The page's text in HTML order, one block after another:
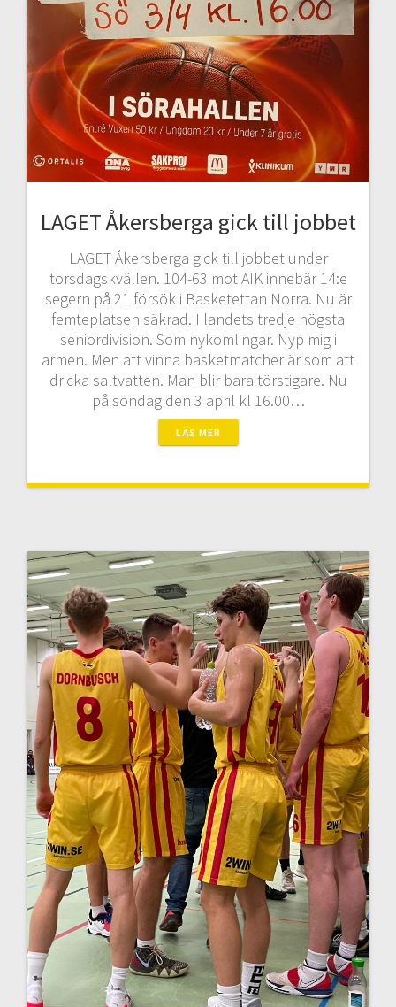
LAGET Åkersberga gick till jobbet
LAGET Åkersberga gick till jobbet under
torsdagskvällen. 104-63 mot AIK innebär 14:e
segern på 21 försök i Basketettan Norra. Nu är
femteplatsen säkrad. I landets tredje högsta
seniordivision. Som nykomlingar. Nyp mig i
armen. Men att vinna basketmatcher är som att
dricka saltvatten. Man blir bara törstigare. Nu
på söndag den 3 april kl 16.00…
LÄS MER